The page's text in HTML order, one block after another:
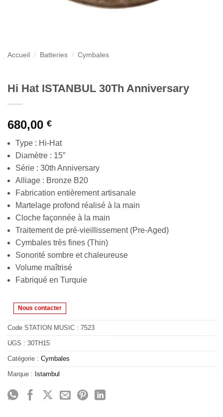
Accueil / Batteries / Cymbales
Hi Hat ISTANBUL 30Th Anniversary
680,00 €
Type : Hi-Hat
Diamètre : 15″
Série : 30th Anniversary
Alliage : Bronze B20
Fabrication entièrement artisanale
Martelage profond réalisé à la main
Cloche façonnée à la main
Traitement de pré-vieillissement (Pre-Aged)
Cymbales très fines (Thin)
Sonorité sombre et chaleureuse
Volume maîtrisé
Fabriqué en Turquie
Nous contacter
Code STATION MUSIC : 7523
UGS : 30TH15
Catégorie : Cymbales
Marque : Istambul